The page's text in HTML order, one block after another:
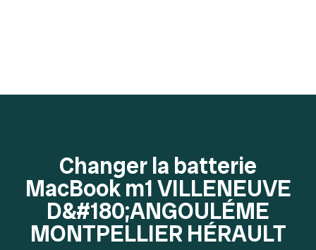
Changer la batterie
MacBook m1 VILLENEUVE
D&#180;ANGOULÉME
MONTPELLIER HÉRAULT